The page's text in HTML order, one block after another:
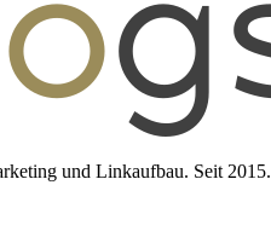
und Linkaufbau. Seit 2015.